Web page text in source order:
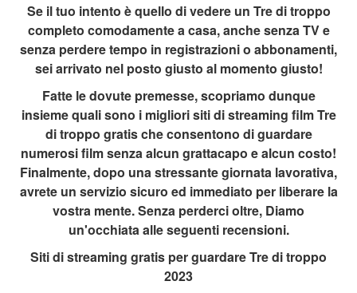
Se il tuo intento è quello di vedere un Tre di troppo
completo comodamente a casa, anche senza TV e
senza perdere tempo in registrazioni o abbonamenti,
sei arrivato nel posto giusto al momento giusto!
Fatte le dovute premesse, scopriamo dunque
insieme quali sono i migliori siti di streaming film Tre
di troppo gratis che consentono di guardare
numerosi film senza alcun grattacapo e alcun costo!
Finalmente, dopo una stressante giornata lavorativa,
avrete un servizio sicuro ed immediato per liberare la
vostra mente. Senza perderci oltre, Diamo
un'occhiata alle seguenti recensioni.
Siti di streaming gratis per guardare Tre di troppo
2023